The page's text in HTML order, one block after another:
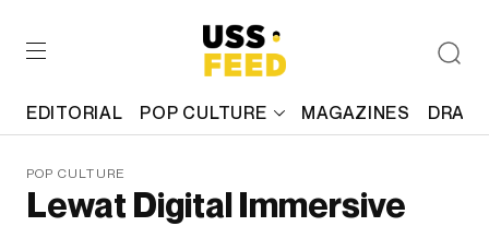
EDITORIAL POP CULTURE MAGAZINES
POP CULTURE
Lewat Digital Immersive